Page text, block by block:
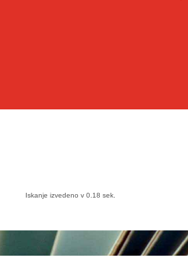
Iskanje izvedeno v 0.18 sek.